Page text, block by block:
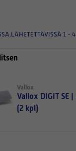
,LÄHETETTÄVISSÄ 1 -
Vallox
Vallox DIGIT SE
(2 kpl)